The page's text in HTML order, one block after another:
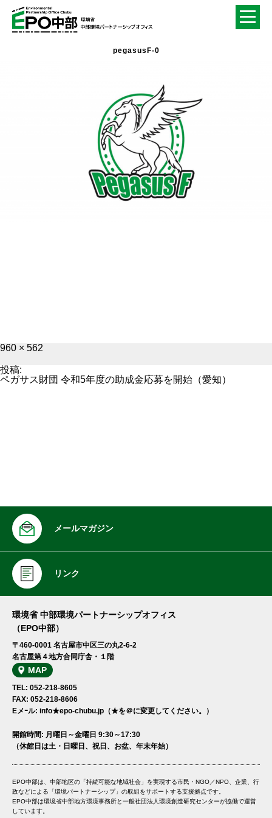
pegasusF-0
フ
サ
イ
960 × 562
投稿:
ペガサス財団 令和5年度の助成金応募を開始（愛知）
メールマガジン
リンク
環境省 中部環境パートナーシップオフィス
（EPO中部）
〒460-0001 名古屋市中区三の丸2-6-2
名古屋第４地方合同庁舎・１階
MAP
TEL: 052-218-8605
FAX: 052-218-8606
Eメｰル: info★epo-chubu.jp（★を＠に変更してください。）
開館時間: 月曜日～金曜日 9:30～17:30
（休館日は土・日曜日、祝日、お盆、年末年始）
EPO中部は、中部地区の「持続可能な地域社会」を実現する市民・NGO／NPO、企業、行
政などによる「環境パートナーシップ」の取組をサポートする支援拠点です。
EPO中部は環境省中部地方環境事務所と一般社団法人環境創造研究センターが協働で運営
しています。